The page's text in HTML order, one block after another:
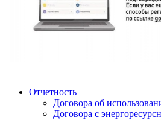
Отчетность
Договора об
Договора с